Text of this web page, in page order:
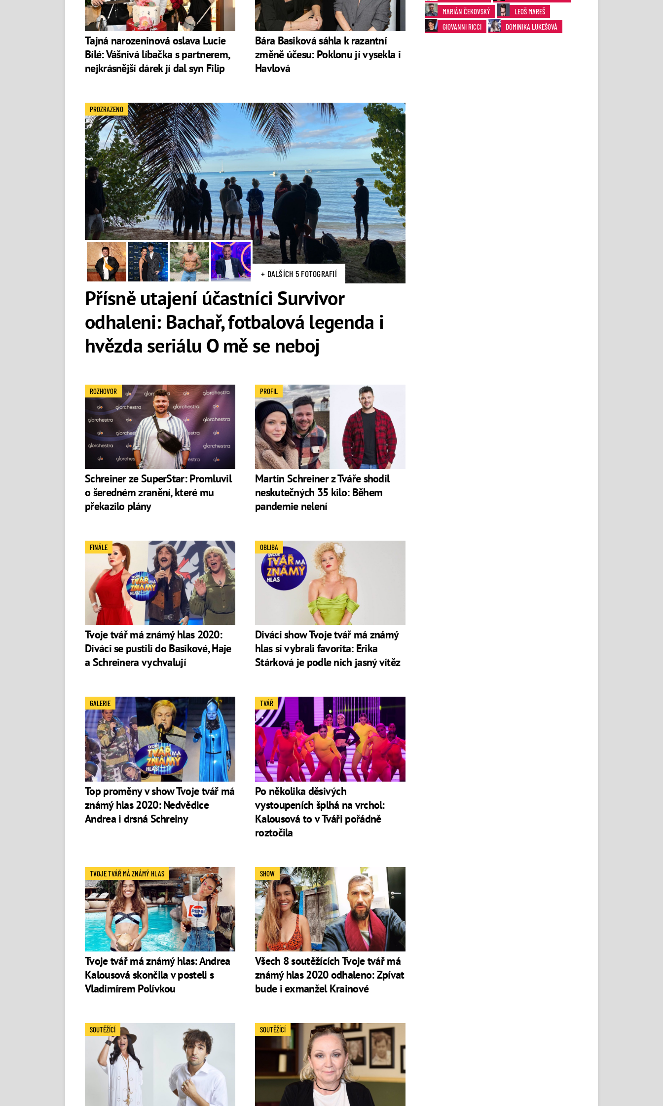
Tvoje tvář má známý hlas 2020
Byl jedním z osmi soutěžících sedmé řady pěvecké showTvoje tvář má známý hlaskterou
vysílala na podzim 2020 TV NovaShow ovládla herečka Jitka Čvančarováa Martin Schreiner
skončil na šestém místě.
Tajná narozeninová oslava Lucie
Bílé: Vášnivá líbačka s partnerem,
nejkrásnější dárek jí dal syn Filip
Bára Basiková sáhla k razantní
změně účesu: Poklonu jí vysekla i
Havlová
+ DALŠÍCH 5 FOTOGRAFIÍ
Přísně utajení účastníci Survivor
odhaleni: Bachař, fotbalová legenda i
hvězda seriálu O mě se neboj
PROZRAZENO
Schreiner ze SuperStar: Promluvil
o šeredném zranění, které mu
překazilo plány
ROZHOVOR
Martin Schreiner z Tváře shodil
neskutečných 35 kilo: Během
pandemie nelení
PROFIL
Tvoje tvář má známý hlas 2020:
Diváci se pustili do Basikové, Haje
a Schreinera vychvalují
FINÁLE
Diváci show Tvoje tvář má známý
hlas si vybrali favorita: Erika
Stárková je podle nich jasný vítěz
OBLIBA
Top proměny v show Tvoje tvář má
známý hlas 2020: Nedvědice
Andrea i drsná Schreiny
GALERIE
Po několika děsivých
vystoupeních šplhá na vrchol:
Kalousová to v Tváři pořádně
roztočila
TVÁŘ
Tvoje tvář má známý hlas: Andrea
Kalousová skončila v posteli s
Vladimírem Polívkou
TVOJE TVÁŘ MÁ ZNÁMÝ HLAS
Všech 8 soutěžících Tvoje tvář má
známý hlas 2020 odhaleno: Zpívat
bude i exmanžel Krainové
SHOW
SOUTĚŽÍCÍ SOUTĚŽÍCÍ
MARIÁN ČEKOVSKÝ
LEOŠ MAREŠ
GIOVANNI RICCI
DOMINIKA LUKEŠOVÁ